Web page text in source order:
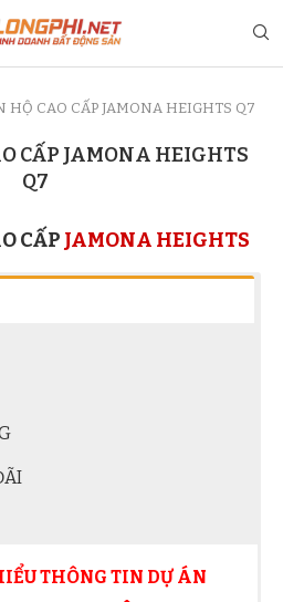
HỘ CAO CẤP JAMONA HEIGHTS Q7
CẤP JAMONA HEIGHTS
Q7
CẤP JAMONA HEIGHTS
THÔNG TIN DỰ ÁN